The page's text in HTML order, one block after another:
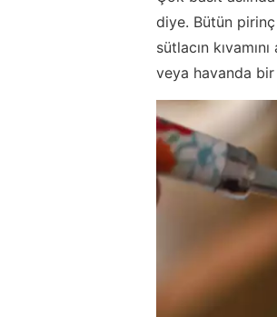
diye. Bütün pirinç
sütlacın
veya havanda